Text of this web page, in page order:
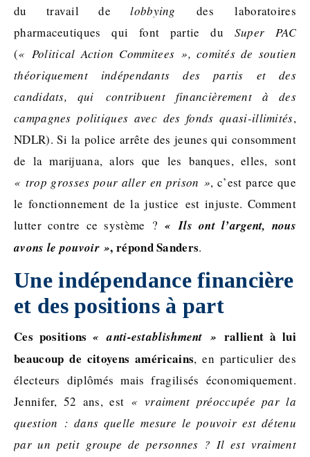
du travail delobbying des laboratoires
pharmaceutiques qui font partie du Super PAC
(« Political Action Commitees », comités de soutien
théoriquement indépendants des partis et des
candidats, qui contribuent financièrement à des
campagnes politiques avec des fonds quasi-illimités,
NDLR). Si la police arrête des jeunes qui consomment
de la marijuana, alors que les banques, elles, sont
« trop grosses pour aller en prison », c’est parce que
le fonctionnement de la justice est injuste. Comment
lutter contre ce système ? « Ils ont l’argent, nous
avons le pouvoir », répond Sanders.
Une indépendance financière
et des positions à part
Ces positions« anti-establishment » rallient à lui
beaucoup de citoyens américains, en particulier des
électeurs diplômés mais fragilisés économiquement.
Jennifer, 52 ans, est « vraiment préoccupée par la
question : dans quelle mesure le pouvoir est détenu
par un petit groupe de personnes ? Il est vraiment